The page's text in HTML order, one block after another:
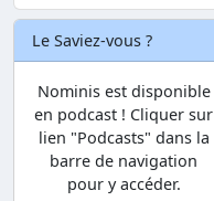
Le Saviez-vous ?
Nominis est disponible
en podcast ! Cliquer sur
lien "Podcasts" dans la
barre de navigation
pour y accéder.